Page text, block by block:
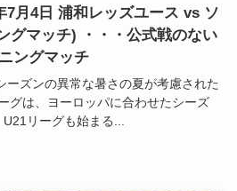
7月4日 浦和レッズユース vs ソ
グマッチ) ・・・公式戦のない
ングマッチ
ズンの異常な暑さの夏が考慮された
グは、ヨーロッパに合わせたシーズ
リーグも始まる...